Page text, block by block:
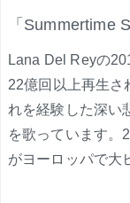
「Summertime
Lana Del Reyの
22億回以上再生さ
れを経験した深い
を歌っています。
がヨーロッパで大